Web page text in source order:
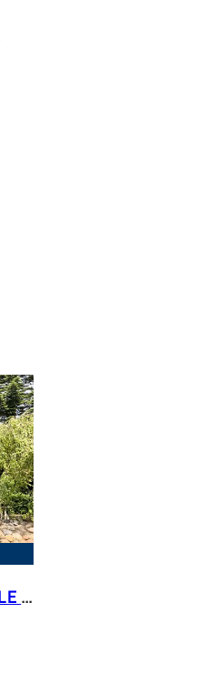
GROSSES GRUNDSTÜCK, VIELE MÖGLICHKEITEN – Charmantes Siedlungshaus in Top Lage